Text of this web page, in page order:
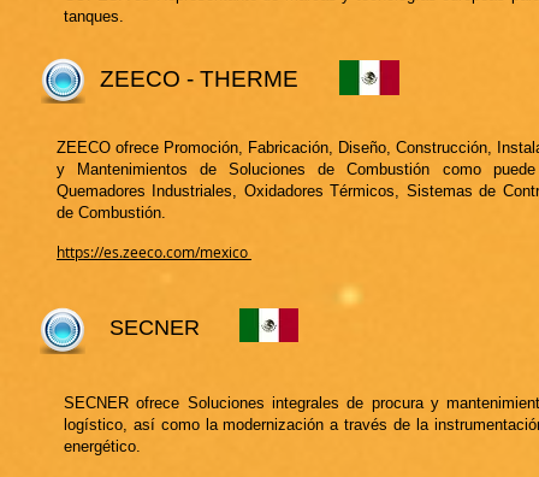
tanques.
ZEECO - THERME
ZEECO ofrece Promoción, Fabricación, Diseño, Construcción,
y Mantenimientos de Soluciones de Combustión como
Quemadores Industriales, Oxidadores Térmicos, Sistemas de
de Combustión.
https://es.zeeco.com/mexico
SECNER
SECNER ofrece Soluciones integrales de procura y
logístico, así como la modernización a través de la
energético.